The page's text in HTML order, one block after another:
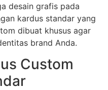
desain grafis pada
kardus standar yang
dibuat khusus agar
brand Anda.
Custom